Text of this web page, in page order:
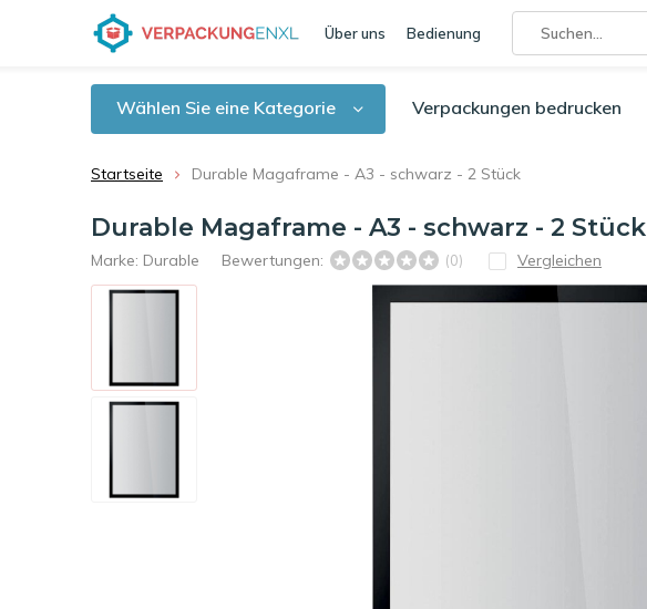
Über uns Bedienung
Wählen Sie eine Kategorie Verpackungen bedrucken
Startseite Durable Magaframe - A3 - schwarz - 2 Stück
Durable Magaframe - A3 - schwarz - 2 Stück
Marke: Durable Bewertungen: (0) Vergleichen